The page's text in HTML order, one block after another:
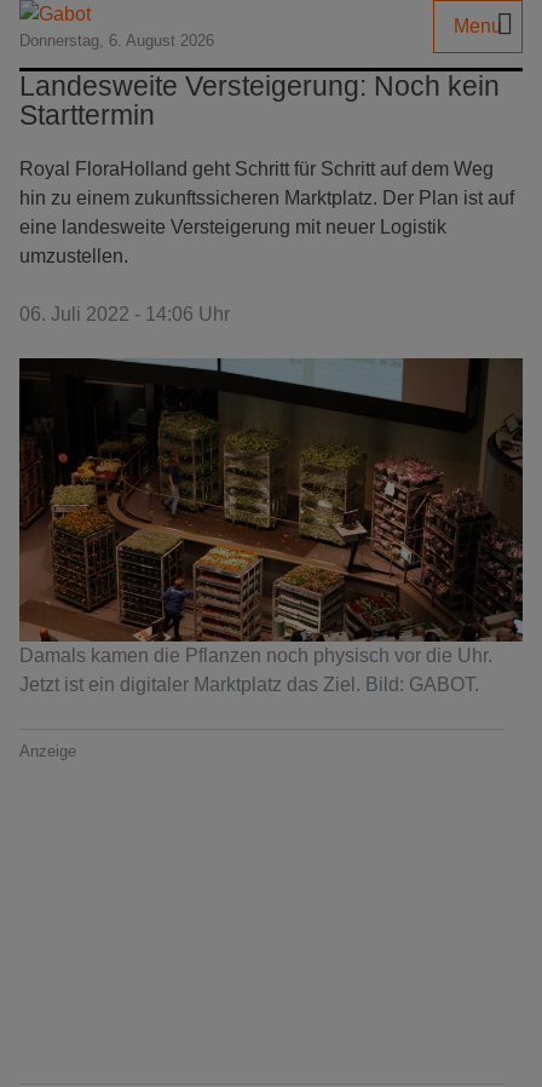
Donnerstag, 6. August 2026
Menu
Landesweite Versteigerung: Noch kein
Starttermin
Royal FloraHolland geht Schritt für Schritt auf dem Weg
hin zu einem zukunftssicheren Marktplatz. Der Plan ist auf
eine landesweite Versteigerung mit neuer Logistik
umzustellen.
06. Juli 2022 - 14:06 Uhr
Damals kamen die Pflanzen noch physisch vor die Uhr.
Jetzt ist ein digitaler Marktplatz das Ziel. Bild: GABOT.
Anzeige